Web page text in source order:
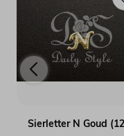
Sierletter N Goud